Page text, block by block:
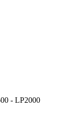
- LP2000